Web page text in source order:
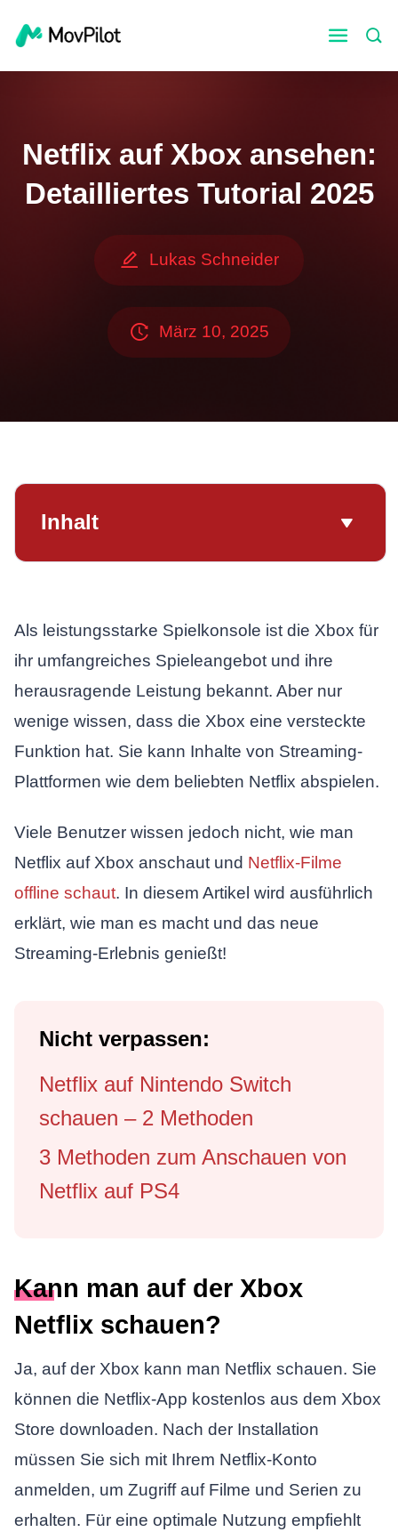
Netflix auf Xbox ansehen:
Detailliertes Tutorial 2025
Lukas Schneider
März 10, 2025
Inhalt
Als leistungsstarke Spielkonsole ist die Xbox für
ihr umfangreiches Spieleangebot und ihre
herausragende Leistung bekannt. Aber nur
wenige wissen, dass die Xbox eine versteckte
Funktion hat. Sie kann Inhalte von Streaming-
Plattformen wie dem beliebten Netflix abspielen.
Viele Benutzer wissen jedoch nicht, wie man
Netflix auf Xbox anschaut und Netflix-Filme
offline schaut. In diesem Artikel wird ausführlich
erklärt, wie man es macht und das neue
Streaming-Erlebnis genießt!
Nicht verpassen:
Netflix auf Nintendo Switch
schauen – 2 Methoden
3 Methoden zum Anschauen von
Netflix auf PS4
Kann man auf der Xbox
Netflix schauen?
Ja, auf der Xbox kann man Netflix schauen. Sie
können die Netflix-App kostenlos aus dem Xbox
Store downloaden. Nach der Installation
müssen Sie sich mit Ihrem Netflix-Konto
anmelden, um Zugriff auf Filme und Serien zu
erhalten. Für eine optimale Nutzung empfiehlt